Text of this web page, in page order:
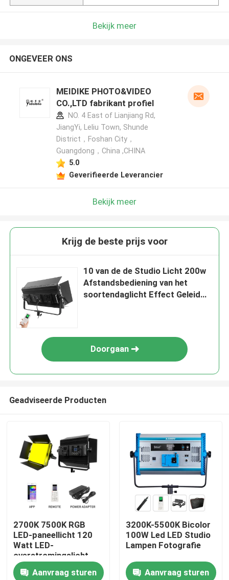
Thuis
Bekijk meer
ONGEVEER ONS
MEIDIKE PHOTO&VIDEO
CO.,LTD fabrikant profiel
NO. 4 East of Lianjiang Rd,
JiangYi, Leliu Town, Shunde
District，Foshan City，
Guangdong，China ,CHINA
5.0
Geverifieerde Leverancier
Bekijk meer
Krijg de beste prijs voor
10 van de de Studio Licht 200w
Afstandsbediening van het
soortendaglicht Effect Geleid
Doorgaan
Geadviseerde Producten
2700K 7500K RGB
LED-paneellicht 120
Watt LED-
overstromingslicht
Bluetooth
Aanvraag sturen
3200K-5500K Bicolor
100W Led LED Studio
Lampen Fotografie
Aanvraag sturen